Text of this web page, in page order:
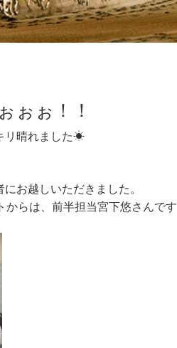
ぉぉ！！
リ晴れました☀
お越しいただきました。
らは、前半担当宮下悠さんです